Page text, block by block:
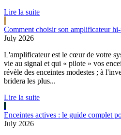
Lire la suite
Comment choisir son amplificateur
July 2026
L'amplificateur est le cœur de votre
vie au signal et qui « pilote » vos
révèle des enceintes modestes ; à
bridera les plus...
Lire la suite
Enceintes actives : le guide complet
July 2026